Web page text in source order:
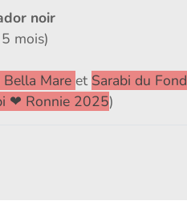
noir
mois)
Mare et Sarabi du Fond
❤ Ronnie 2025)